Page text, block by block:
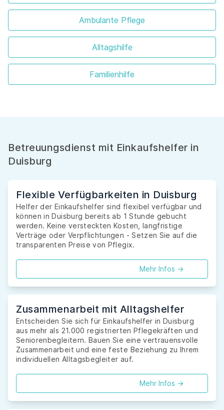
Ambulante Pflege
Alltagshilfe
Familienhilfe
Betreuungsdienst mit Einkaufshelfer in
Duisburg
Flexible Verfügbarkeiten in Duisburg
Helfer der Einkaufshelfer sind flexibel verfügbar und
können in Duisburg bereits ab 1 Stunde gebucht
werden. Keine versteckten Kosten, langfristige
Verträge oder Verpflichtungen - Setzen Sie auf die
transparenten Preise von Pflegix.
Mehr Infos ->
Zusammenarbeit mit Alltagshelfer
Entscheiden Sie sich für Einkaufshelfer in Duisburg
aus mehr als 21.000 registrierten Pflegekräften und
Seniorenbegleitern. Bauen Sie eine vertrauensvolle
Zusammenarbeit und eine feste Beziehung zu Ihrem
individuellen Alltagsbegleiter auf.
Mehr Infos ->